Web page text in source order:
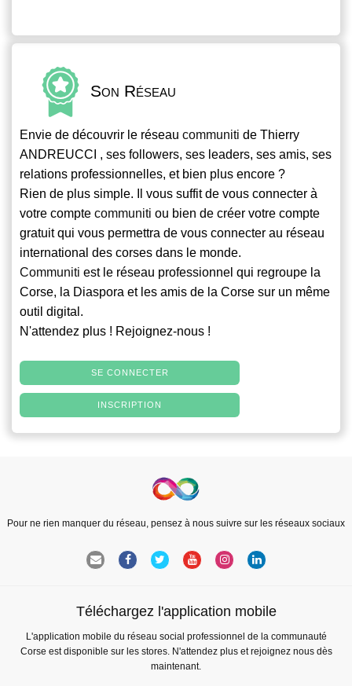
Son Réseau
Envie de découvrir le réseau communiti de Thierry
ANDREUCCI , ses followers, ses leaders, ses amis, ses
relations professionnelles, et bien plus encore ?
Rien de plus simple. Il vous suffit de vous connecter à
votre compte communiti ou bien de créer votre compte
gratuit qui vous permettra de vous connecter au réseau
international des corses dans le monde.
Communiti est le réseau professionnel qui regroupe la
Corse, la Diaspora et les amis de la Corse sur un même
outil digital.
N'attendez plus ! Rejoignez-nous !
SE CONNECTER
INSCRIPTION
Pour ne rien manquer du réseau, pensez à nous suivre sur les réseaux sociaux
Téléchargez l'application mobile
L'application mobile du réseau social professionnel de la communauté
Corse est disponible sur les stores. N'attendez plus et rejoignez nous dès
maintenant.